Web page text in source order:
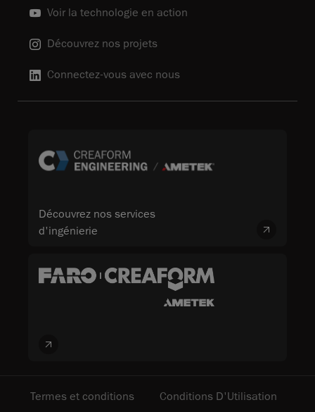
Voir la technologie en action
Découvrez nos projets
Connectez-vous avec nous
Découvrez nos services
d'ingénierie
Termes et conditions Conditions D'Utilisation